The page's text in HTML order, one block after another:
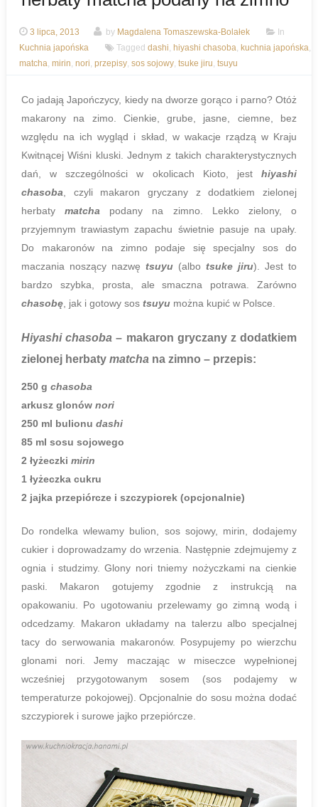
3 lipca, 2013 by Magdalena Tomaszewska-Bolałek
In
Kuchnia japońska
Tagged dashi, hiyashi chasoba, kuchnia japońska,
matcha, mirin, nori, przepisy, sos sojowy, tsuke jiru, tsuyu
Co jadają Japończycy, kiedy na dworze gorąco i parno? Otóż
makarony na zimo. Cienkie, grube, jasne, ciemne, bez
względu na ich wygląd i skład, w wakacje rządzą w Kraju
Kwitnącej Wiśni kluski. Jednym z takich charakterystycznych
dań, w szczególności w okolicach Kioto, jest hiyashi
chasoba , czyli makaron gryczany z dodatkiem zielonej
herbatymatcha podany na zimno. Lekko zielony, o
przyjemnym trawiastym zapachu świetnie pasuje na upały.
Do makaronów na zimno podaje się specjalny sos do
maczania noszący nazwę tsuyu (albo tsuke jiru). Jest to
bardzo szybka, prosta, ale smaczna potrawa. Zarówno
chasobę , jak i gotowy sos tsuyu można kupić w Polsce.
Hiyashi chasoba – makaron gryczany z dodatkiem
zielonej herbaty matcha na zimno – przepis:
250 g chasoba
arkusz glonów nori
250 ml bulionu dashi
85 ml sosu sojowego
2 łyżeczki mirin
1 łyżeczka cukru
2 jajka przepiórcze i szczypiorek (opcjonalnie)
Do rondelka wlewamy bulion, sos sojowy, mirin, dodajemy
cukier i doprowadzamy do wrzenia. Następnie zdejmujemy z
ognia i studzimy. Glony nori tniemy nożyczkami na cienkie
paski. Makaron gotujemy zgodnie z instrukcją na
opakowaniu. Po ugotowaniu przelewamy go zimną wodą i
odcedzamy. Makaron układamy na talerzu albo specjalnej
tacy do serwowania makaronów. Posypujemy po wierzchu
glonami nori. Jemy maczając w miseczce wypełnionej
wcześniej przygotowanym sosem (sos podajemy w
temperaturze pokojowej). Opcjonalnie do sosu można dodać
szczypiorek i surowe jajko przepiórcze.